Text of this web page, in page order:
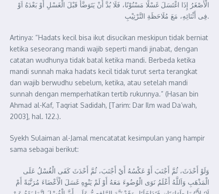
الْأَصْغَرُ إِذَا اغْتَسَلَ غَسْلًا مَسْنُوْنًا، فَلَا بُدَّ أَنْ يَتَوَضَّأَ قَبْلَ الْغَسْلِ أَوْ بَعْدَهُ اَوْ
فِى أَثْنَائِهِ، مَعَ مُلَاحَظَةِ التَّرْتِيْبِ.
Artinya: “Hadats kecil bisa ikut disucikan meskipun tidak berniat
ketika seseorang mandi wajib seperti mandi jinabat, dengan
catatan wudhunya tidak batal ketika mandi. Berbeda ketika
mandi sunnah maka hadats kecil tidak turut serta terangkat
dan wajib berwudhu sebelum, ketika, atau setelah mandi
sunnah dengan memperhatikan tertib rukunnya.” (Hasan bin
Ahmad al-Kaf, Taqriat Sadidah, [Tarim: Dar Ilm wad Da’wah,
2003], hal. 122.).
Syekh Sulaiman al-Jamal mencatatat kesimpulan yang hampir
sama sebagai berikut:
وَلَوْ أَحْدَثَ، ثُمَّ أَجْنَبَ أَوْ عَكْسُهُ أَيْ أَجْنَبَ، ثُمَّ أَحْدَثَ كَفَى الْغُسْلُ عَلَى
الْمَذْهَبِ وَاَللَّهُ أَعْلَمُ نَوَى الْوُضُوءَ مَعَهُ أَوْ لَمْ يَنْوِهِ غَسَلَ الْأَعْضَاءَ مُرَتَّبَةً أَمْ